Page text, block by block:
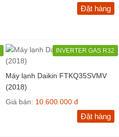
Đặt hàng
INVERTER GAS R32
Máy lạnh Daikin FTKQ35SVMV
(2018)
Giá bán: 10.600.000 đ
Đặt hàng